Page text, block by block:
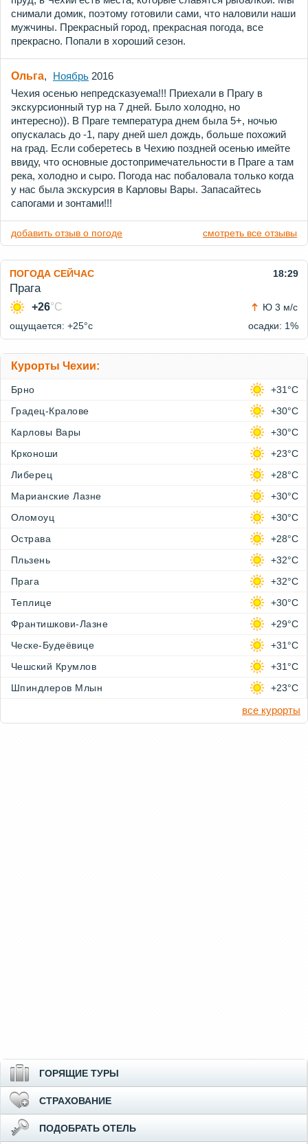
снимали домик, поэтому готовили сами, что наловили наши
мужчины. Прекрасный город, прекрасная погода, все
прекрасно. Попали в хороший сезон.
Ольга, Ноябрь 2016
Чехия осенью непредсказуема!!! Приехали в Прагу в
экскурсионный тур на 7 дней. Было холодно, но
интересно)). В Праге температура днем была 5+, ночью
опускалась до -1, пару дней шел дождь, больше похожий
на град. Если соберетесь в Чехию поздней осенью имейте
ввиду, что основные достопримечательности в Праге а там
река, холодно и сыро. Погода нас побаловала только когда
у нас была экскурсия в Карловы Вары. Запасайтесь
сапогами и зонтами!!!
добавить отзыв о погоде смотреть все отзывы
ПОГОДА СЕЙЧАС 18:29
Прага
+26°C
Ю 3 м/с
ощущается: +25°c
осадки: 1%
Курорты Чехии:
Брно
+31°C
Градец-Кралове
+30°C
Карловы Вары
+30°C
Крконоши
+23°C
Либерец
+28°C
Марианские Лазне
+30°C
Оломоуц
+30°C
Острава
+28°C
Пльзень
+32°C
Прага
+32°C
Теплице
+30°C
Франтишкови-Лазне
+29°C
Ческе-Будеёвице
+31°C
Чешский Крумлов
+31°C
Шпиндлеров Млын
+23°C
все курорты
ГОРЯЩИЕ ТУРЫ
СТРАХОВАНИЕ
ПОДОБРАТЬ ОТЕЛЬ